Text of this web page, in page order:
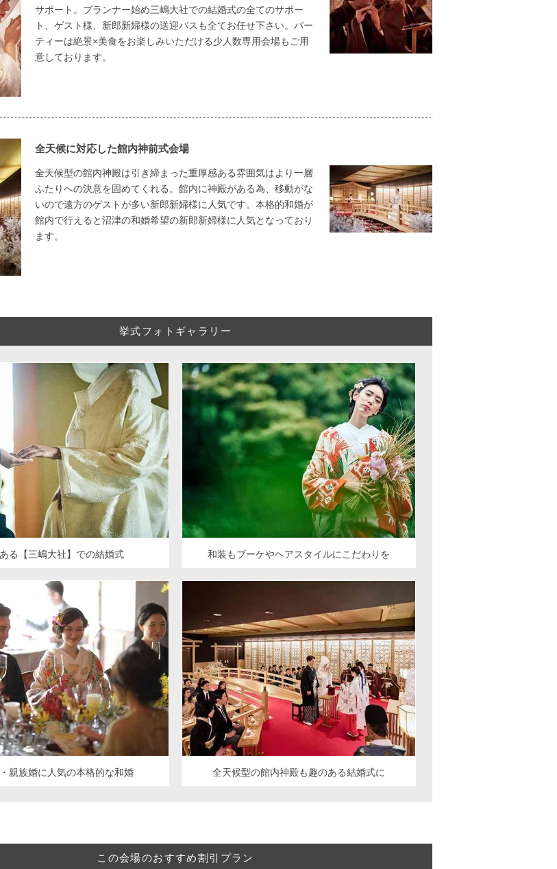
サポート。プランナー始め三嶋大社での結婚式の全てのサポー
ト、ゲスト様、新郎新婦様の送迎バスも全てお任せ下さい。パー
ティーは絶景×美食をお楽しみいただける少人数専用会場もご用
意しております。
全天候に対応した館内神前式会場
全天候型の館内神殿は引き締まった重厚感ある雰囲気はより一層
ふたりへの決意を固めてくれる。館内に神殿がある為、移動がな
いので遠方のゲストが多い新郎新婦様に人気です。本格的和婚が
館内で行えると沼津の和婚希望の新郎新婦様に人気となっており
ます。
挙式フォトギャラリー
る【三嶋大社】での結婚式 和装もブーケやヘアスタイルにこだわりを
親族婚に人気の本格的な和婚 全天候型の館内神殿も趣のある結婚式に
この会場のおすすめ割引プラン